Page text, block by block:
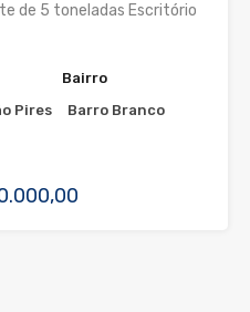
de 5 toneladas Escritório
Pires
Bairro
Barro Branco